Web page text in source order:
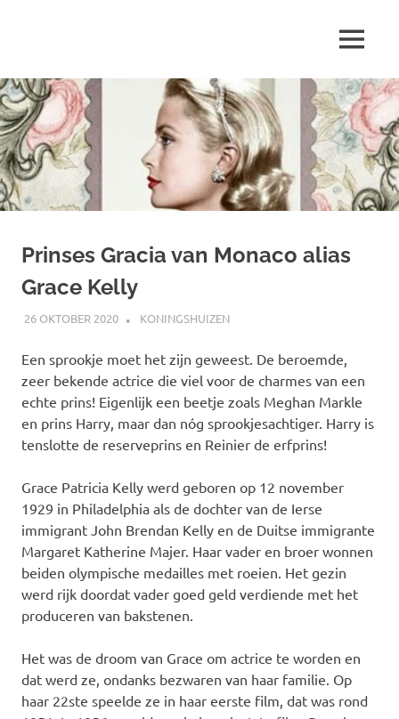
inhoud
schrijft
over
…
MENU
Prinses Gracia van Monaco alias
Grace Kelly
26 OKTOBER 2020 MARJOLEIN
KONINGSHUIZEN
Een sprookje moet het zijn geweest. De beroemde,
zeer bekende actrice die viel voor de charmes van een
echte prins! Eigenlijk een beetje zoals Meghan Markle
en prins Harry, maar dan nóg sprookjesachtiger. Harry is
tenslotte de reserveprins en Reinier de erfprins!
Grace Patricia Kelly werd geboren op 12 november
1929 in Philadelphia als de dochter van de Ierse
immigrant John Brendan Kelly en de Duitse immigrante
Margaret Katherine Majer. Haar vader en broer wonnen
beiden olympische medailles met roeien. Het gezin
werd rijk doordat vader goed geld verdiende met het
produceren van bakstenen.
Het was de droom van Grace om actrice te worden en
dat werd ze, ondanks bezwaren van haar familie. Op
haar 22ste speelde ze in haar eerste film, dat was rond